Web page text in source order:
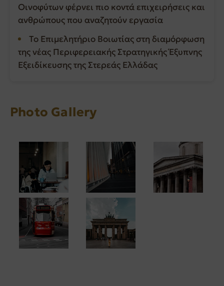
Οινοφύτων φέρνει πιο κοντά επιχειρήσεις και
ανθρώπους που αναζητούν εργασία
Το Επιμελητήριο Βοιωτίας στη διαμόρφωση
της νέας Περιφερειακής Στρατηγικής Έξυπνης
Εξειδίκευσης της Στερεάς Ελλάδας
Photo Gallery